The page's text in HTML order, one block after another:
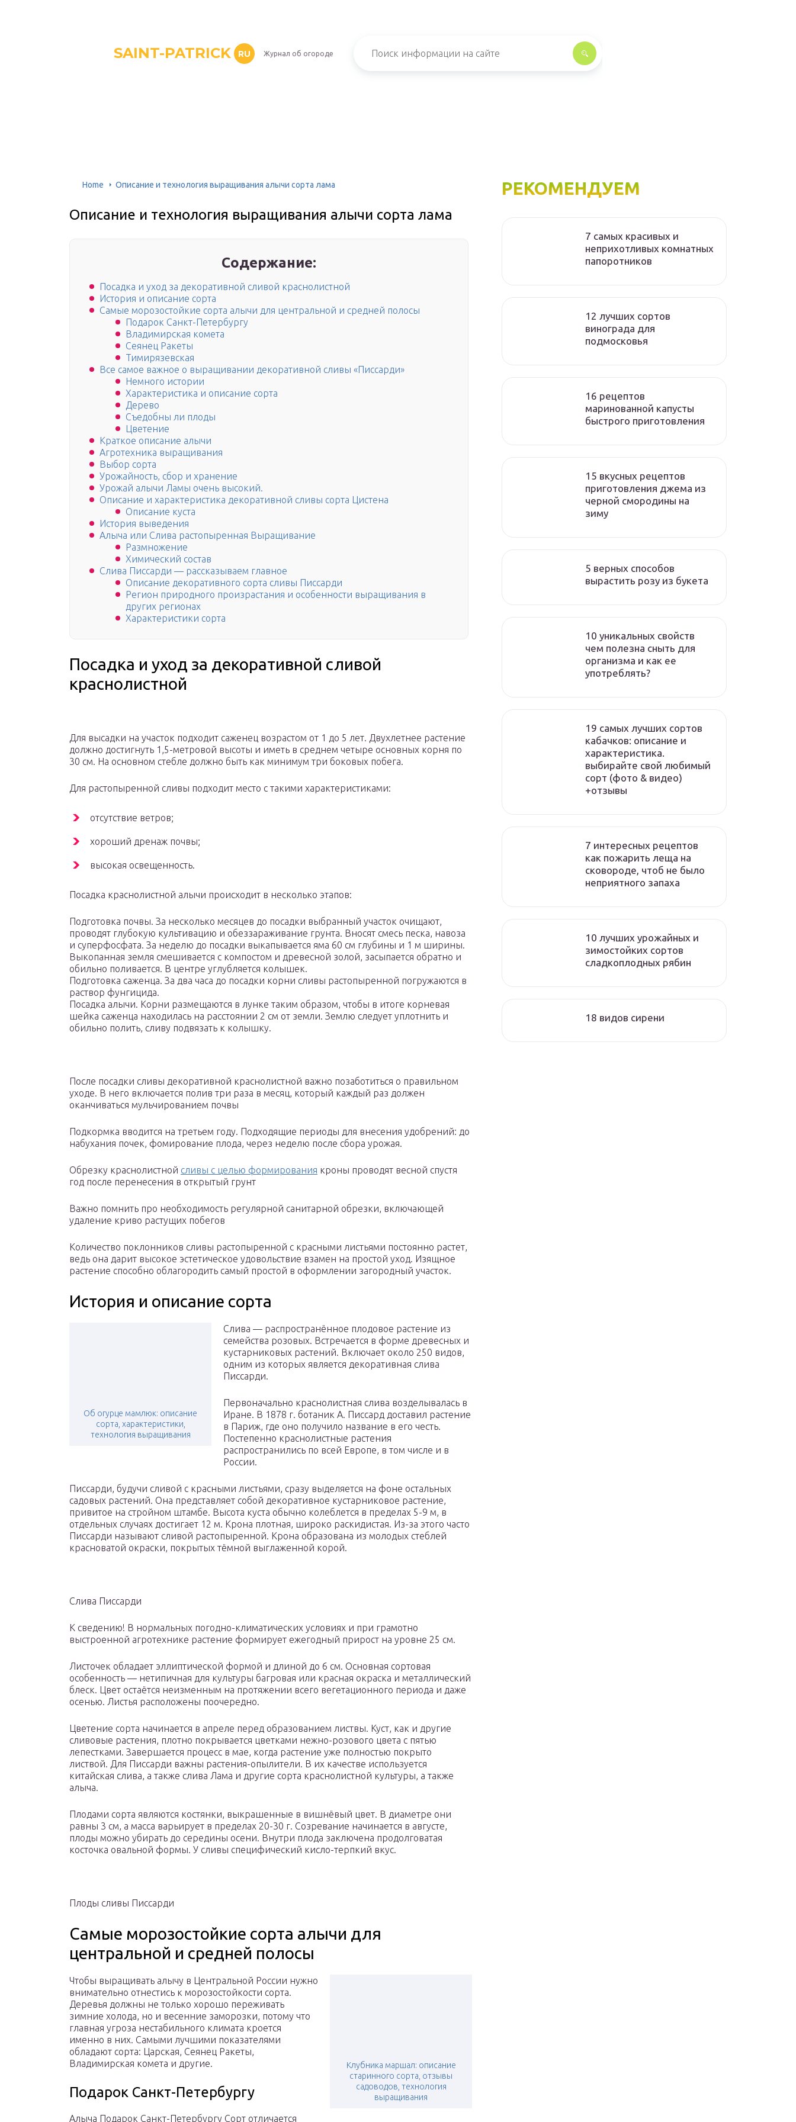
SAINT-PATRICK RU Журнал об огороде
Home Описание и технология выращивания алычи сорта лама
Описание и технология выращивания алычи сорта лама
Содержание:
Посадка и уход за декоративной сливой краснолистной
История и описание сорта
Самые морозостойкие сорта алычи для центральной и средней полосы
Подарок Санкт-Петербургу
Владимирская комета
Сеянец Ракеты
Тимирязевская
Все самое важное о выращивании декоративной сливы «Писсарди»
Немного истории
Характеристика и описание сорта
Дерево
Съедобны ли плоды
Цветение
Краткое описание алычи
Агротехника выращивания
Выбор сорта
Урожайность, сбор и хранение
Урожай алычи Ламы очень высокий.
Описание и характеристика декоративной сливы сорта Цистена
Описание куста
История выведения
Алыча или Слива растопыренная Выращивание
Размножение
Химический состав
Слива Писсарди — рассказываем главное
Описание декоративного сорта сливы Писсарди
Регион природного произрастания и особенности выращивания в
других регионах
Характеристики сорта
Посадка и уход за декоративной сливой
краснолистной
Для высадки на участок подходит саженец возрастом от 1 до 5 лет. Двухлетнее растение
должно достигнуть 1,5-метровой высоты и иметь в среднем четыре основных корня по
30 см. На основном стебле должно быть как минимум три боковых побега.
Для растопыренной сливы подходит место с такими характеристиками:
отсутствие ветров;
хороший дренаж почвы;
высокая освещенность.
Посадка краснолистной алычи происходит в несколько этапов:
Подготовка почвы. За несколько месяцев до посадки выбранный участок очищают,
проводят глубокую культивацию и обеззараживание грунта. Вносят смесь песка, навоза
и суперфосфата. За неделю до посадки выкапывается яма 60 см глубины и 1 м ширины.
Выкопанная земля смешивается с компостом и древесной золой, засыпается обратно и
обильно поливается. В центре углубляется колышек.
Подготовка саженца. За два часа до посадки корни сливы растопыренной погружаются в
раствор фунгицида.
Посадка алычи. Корни размещаются в лунке таким образом, чтобы в итоге корневая
шейка саженца находилась на расстоянии 2 см от земли. Землю следует уплотнить и
обильно полить, сливу подвязать к колышку.
После посадки сливы декоративной краснолистной важно позаботиться о правильном
уходе. В него включается полив три раза в месяц, который каждый раз должен
оканчиваться мульчированием почвы
Подкормка вводится на третьем году. Подходящие периоды для внесения удобрений: до
набухания почек, фомирование плода, через неделю после сбора урожая.
Обрезку краснолистной сливы с целью формирования кроны проводят весной спустя
год после перенесения в открытый грунт
Важно помнить про необходимость регулярной санитарной обрезки, включающей
удаление криво растущих побегов
Количество поклонников сливы растопыренной с красными листьями постоянно растет,
ведь она дарит высокое эстетическое удовольствие взамен на простой уход. Изящное
растение способно облагородить самый простой в оформлении загородный участок.
История и описание сорта
Об огурце мамлюк: описание
сорта, характеристики,
технология выращивания
Слива — распространённое плодовое растение из
семейства розовых. Встречается в форме древесных и
кустарниковых растений. Включает около 250 видов,
одним из которых является декоративная слива
Писсарди.
Первоначально краснолистная слива возделывалась в
Иране. В 1878 г. ботаник А. Писсард доставил растение
в Париж, где оно получило название в его честь.
Постепенно краснолистныe растения
распространились по всей Европе, в том числе и в
России.
Писсарди, будучи сливой с красными листьями, сразу выделяется на фоне остальных
садовых растений. Она представляет собой декоративное кустарниковое растение,
привитое на стройном штамбе. Высота куста обычно колеблется в пределах 5-9 м, в
отдельных случаях достигает 12 м. Крона плотная, широко раскидистая. Из-за этого часто
Писсарди называют сливой растопыренной. Крона образована из молодых стеблей
красноватой окраски, покрытых тёмной выглаженной корой.
Слива Писсарди
К сведению! В нормальных погодно-климатических условиях и при грамотно
выстроенной агротехнике растение формирует ежегодный прирост на уровне 25 см.
Листочек обладает эллиптической формой и длиной до 6 см. Основная сортовая
особенность — нетипичная для культуры багровая или красная окраска и металлический
блеск. Цвет остаётся неизменным на протяжении всего вегетационного периода и даже
осенью. Листья расположены поочередно.
Цветение сорта начинается в апреле перед образованием листвы. Куст, как и другие
сливовые растения, плотно покрывается цветками нежно-розового цвета с пятью
лепестками. Завершается процесс в мае, когда растение уже полностью покрыто
листвой. Для Писсарди важны растения-опылители. В их качестве используется
китайская слива, а также слива Лама и другие сорта краснолистной культуры, а также
алыча.
Плодами сорта являются костянки, выкрашенные в вишнёвый цвет. В диаметре они
равны 3 см, а масса варьирует в пределах 20-30 г. Созревание начинается в августе,
плоды можно убирать до середины осени. Внутри плода заключена продолговатая
косточка овальной формы. У сливы специфический кисло-терпкий вкус.
Плоды сливы Писсарди
Самые морозостойкие сорта алычи для
центральной и средней полосы
Клубника маршал: описание
старинного сорта, отзывы
садоводов, технология
выращивания
Чтобы выращивать алычу в Центральной России нужно
внимательно отнестись к морозостойкости сорта.
Деревья должны не только хорошо переживать
зимние холода, но и весенние заморозки, потому что
главная угроза нестабильного климата кроется
именно в них. Самыми лучшими показателями
обладают сорта: Царская, Сеянец Ракеты,
Владимирская комета и другие.
Подарок Санкт-Петербургу
Алыча Подарок Санкт-Петербургу Сорт отличается
РЕКОМЕНДУЕМ
7 самых красивых и
неприхотливых комнатных
папоротников
12 лучших сортов
винограда для
подмосковья
16 рецептов
маринованной капусты
быстрого приготовления
15 вкусных рецептов
приготовления джема из
черной смородины на
зиму
5 верных способов
вырастить розу из букета
10 уникальных свойств
чем полезна сныть для
организма и как ее
употреблять?
19 самых лучших сортов
кабачков: описание и
характеристика.
выбирайте свой любимый
сорт (фото & видео)
+отзывы
7 интересных рецептов
как пожарить леща на
сковороде, чтоб не было
неприятного запаха
10 лучших урожайных и
зимостойких сортов
сладкоплодных рябин
18 видов сирени